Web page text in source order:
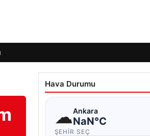
Hava Durumu
☁Ankara
NaN°C
ŞEHIR SEÇ